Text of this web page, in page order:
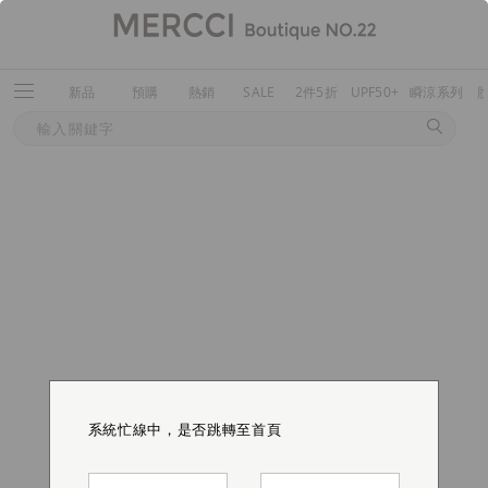
新品 預購 熱銷 SALE 2件5折 UPF50+ 瞬涼系列
系統忙線中，是否跳轉至首頁
系統忙線中，是否跳轉至首頁
系統忙線中，是否跳轉至首頁
系統忙線中，是否跳轉至首頁
系統忙線中，是否跳轉至首頁